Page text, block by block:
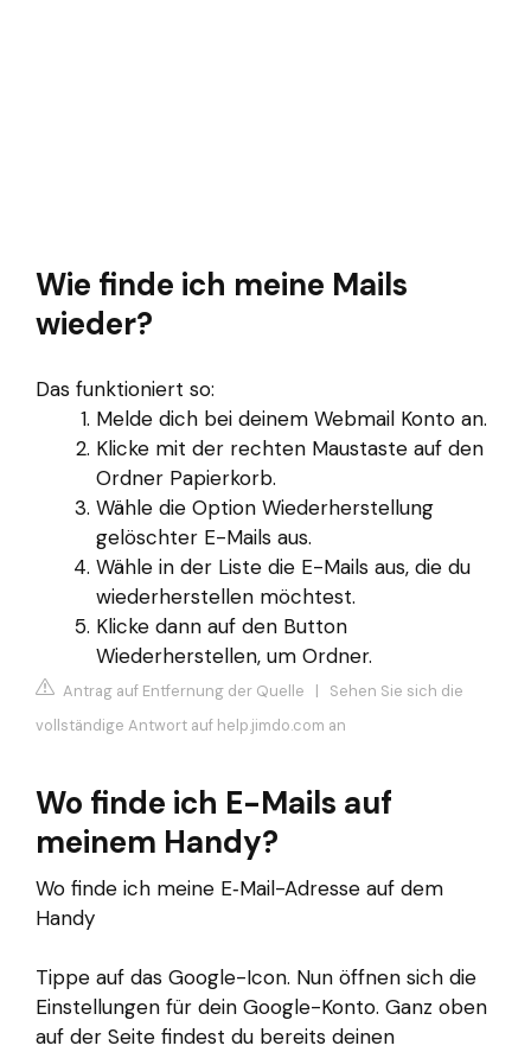
Wie finde ich meine Mails
wieder?
Das funktioniert so:
Melde dich bei deinem Webmail Konto an.
Klicke mit der rechten Maustaste auf den
Ordner Papierkorb.
Wähle die Option Wiederherstellung
gelöschter E-Mails aus.
Wähle in der Liste die E-Mails aus, die du
wiederherstellen möchtest.
Klicke dann auf den Button
Wiederherstellen, um Ordner.
Antrag auf Entfernung der Quelle | Sehen Sie sich die
vollständige Antwort auf help.jimdo.com an
Wo finde ich E-Mails auf
meinem Handy?
Wo finde ich meine E‑Mail-Adresse auf dem
Handy
Tippe auf das Google-Icon. Nun öffnen sich die
Einstellungen für dein Google-Konto. Ganz oben
auf der Seite findest du bereits deinen